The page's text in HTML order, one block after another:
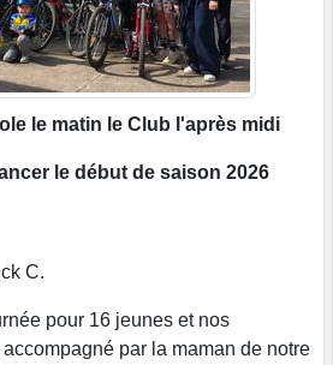
le matin le Club l'après midi
le début de saison 2026
C.
pour 16 jeunes et nos
par la maman de notre